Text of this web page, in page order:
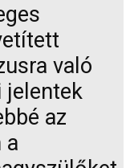
való
jelentek
az
a